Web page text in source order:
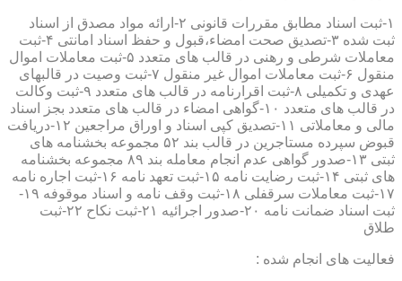
۱-ثبت اسناد مطابق مقررات قانونی ۲-ارائه مواد مصدق از اسناد
ثبت شده ۳-تصدیق صحت امضاء،قبول و حفظ اسناد امانتی ۴-ثبت
معاملات شرطی و رهنی در قالب های متعدد ۵-ثبت معاملات اموال
منقول ۶-ثبت معاملات اموال غیر منقول ۷-ثبت وصیت در قالبهای
عهدی و تکمیلی ۸-ثبت اقرارنامه در قالب های متعدد ۹-ثبت وکالت
در قالب های متعدد ۱۰-گواهی امضاء در قالب های متعدد بجز اسناد
مالی و معاملاتی ۱۱-تصدیق کپی اسناد و اوراق مراجعین ۱۲-دریافت
قبوض سپرده مستاجرین در قالب بند ۵۲ مجموعه بخشنامه های
ثبتی ۱۳-صدور گواهی عدم انجام معامله بند ۸۹ مجموعه بخشنامه
های ثبتی ۱۴-ثبت رضایت نامه ۱۵-ثبت تعهد نامه ۱۶-ثبت اجاره نامه
۱۷-ثبت معاملات سرقفلی ۱۸-ثبت وقف نامه و اسناد موقوفه ۱۹-
ثبت اسناد ضمانت نامه ۲۰-صدور اجرائیه ۲۱-ثبت نکاح ۲۲-ثبت
طلاق
فعالیت های انجام شده :